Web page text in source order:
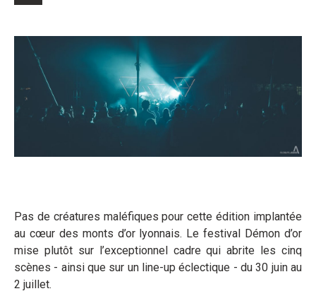
Pas de créatures maléfiques pour cette édition implantée
au cœur des monts d’or lyonnais. Le festival Démon d’or
mise plutôt sur l’exceptionnel cadre qui abrite les cinq
scènes - ainsi que sur un line-up éclectique - du 30 juin au
2 juillet.